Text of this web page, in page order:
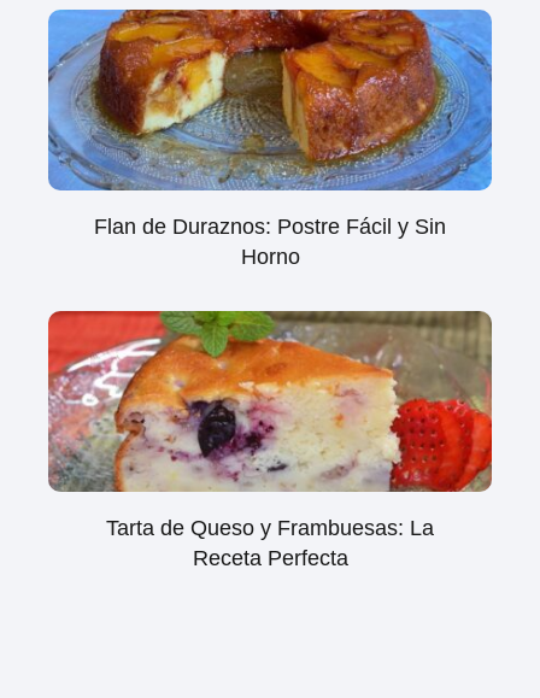
Flan de Duraznos: Postre Fácil y Sin
Horno
Tarta de Queso y Frambuesas: La
Receta Perfecta